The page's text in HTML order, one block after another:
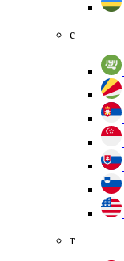
с
т